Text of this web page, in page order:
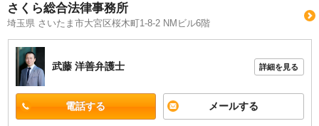
さくら総合法律事務所
埼玉県 さいたま市大宮区桜木町1-8-2 NMビル6階
武藤 洋善弁護士 詳細を見る
電話する メールする